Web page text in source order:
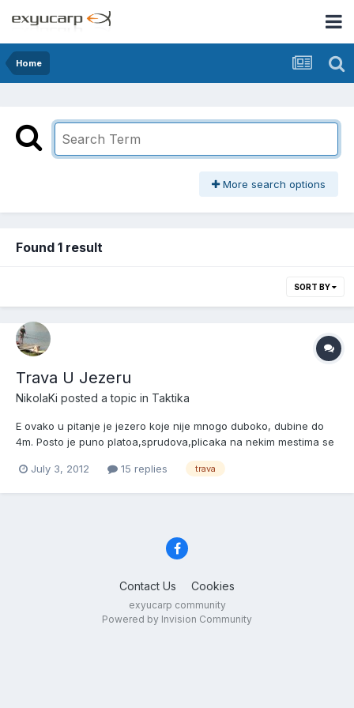
Home
More search options
Found 1 result
SORT BY
Trava U Jezeru
NikolaKi posted a topic in Taktika
E ovako u pitanje je jezero koje nije mnogo duboko, dubine do
4m. Posto je puno platoa,sprudova,plicaka na nekim mestima se
nekim mestima se ne moze pecati... trazio bih savete i ideje od
July 3, 2012 15 replies trava
Contact Us Cookies
exyucarp community
Powered by Invision Community